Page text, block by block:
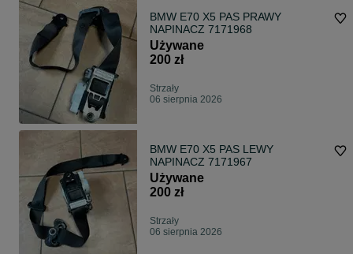
BMW E70 X5 PAS PRAWY
NAPINACZ 7171968
Używane
200 zł
Strzały
06 sierpnia 2026
BMW E70 X5 PAS LEWY
NAPINACZ 7171967
Używane
200 zł
Strzały
06 sierpnia 2026